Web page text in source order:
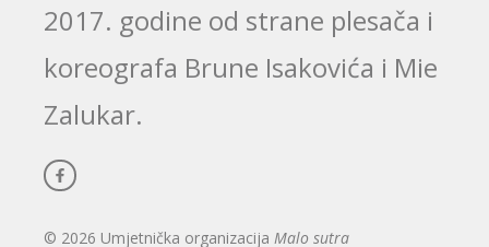
2017. godine od strane plesača i
koreografa Brune Isakovića i Mie
Zalukar.
© 2026 Umjetnička organizacija Malo sutra